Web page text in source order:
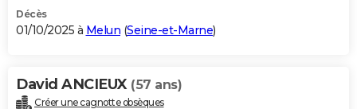
S'inscrire
Se connecter
Lycées
Collèges
Primaires
Universités
Entreprises
Service militaire
Avis de recherche
AVIS DE DÉCÈS
Bricolage
Lifestyle
Culture
Sport
Auto
Television
Voyage
Cinema
Décès
01/10/2025 à Melun (Seine-et-Marne)
David ANCIEUX (57 ans)
Créer une cagnotte obsèques